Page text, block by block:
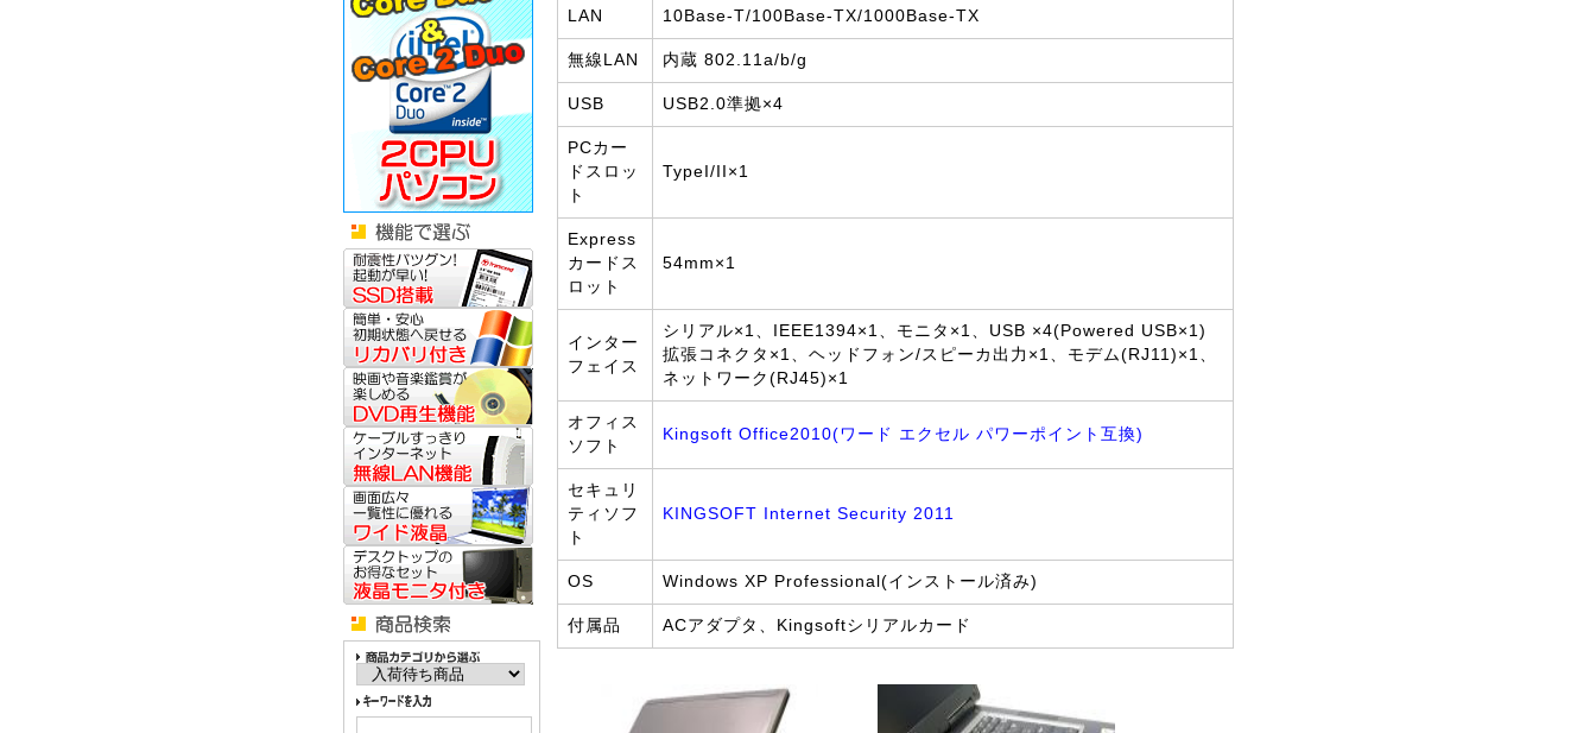
LAN 10Base-T/100Base-TX/1000Base-TX
無線LAN 内蔵 802.11a/b/g
USB USB2.0準拠×4
PCカー
ドスロッ
ト
TypeI/II×1
Express
カードス
ロット
54mm×1
インター
フェイス
シリアル×1、IEEE1394×1、モニタ×1、USB ×4(Powered USB×1)
拡張コネクタ×1、ヘッドフォン/スピーカ出力×1、モデム(RJ11)×1、
ネットワーク(RJ45)×1
オフィス
ソフト
Kingsoft Office2010(ワード エクセル パワーポイント互換)
セキュリ
ティソフ
ト
KINGSOFT Internet Security 2011
OS Windows XP Professional(インストール済み)
付属品 ACアダプタ、Kingsoftシリアルカード